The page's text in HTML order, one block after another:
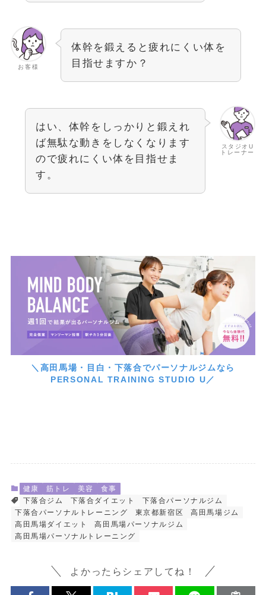
お客様
体幹を鍛えると疲れにくい体を
目指せますか？
スタジオU
トレーナー
はい、体幹をしっかりと鍛えれ
ば無駄な動きをしなくなります
ので疲れにくい体を目指せま
す。
＼高田馬場・目白・下落合でパーソナルジムなら
PERSONAL TRAINING STUDIO U／
健康 筋トレ 美容
食事
下落合ジム
下落合ダイエット
下落合パーソナルジム
下落合パーソナルトレーニング
東京都新宿区
高田馬場ジム
高田馬場ダイエット
高田馬場パーソナルジム
高田馬場パーソナルトレーニング
よかったらシェアしてね！